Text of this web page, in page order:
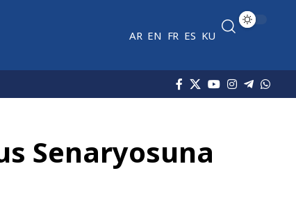
AR EN FR ES KU
Senaryosuna